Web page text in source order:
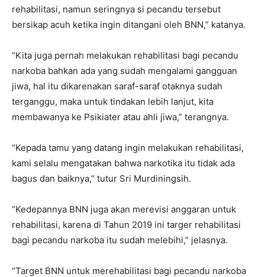
rehabilitasi, namun seringnya si pecandu tersebut
bersikap acuh ketika ingin ditangani oleh BNN,” katanya.
“Kita juga pernah melakukan rehabilitasi bagi pecandu
narkoba bahkan ada yang sudah mengalami gangguan
jiwa, hal itu dikarenakan saraf-saraf otaknya sudah
terganggu, maka untuk tindakan lebih lanjut, kita
membawanya ke Psikiater atau ahli jiwa,” terangnya.
“Kepada tamu yang datang ingin melakukan rehabilitasi,
kami selalu mengatakan bahwa narkotika itu tidak ada
bagus dan baiknya,” tutur Sri Murdiningsih.
“Kedepannya BNN juga akan merevisi anggaran untuk
rehabilitasi, karena di Tahun 2019 ini targer rehabilitasi
bagi pecandu narkoba itu sudah melebihi,” jelasnya.
“Target BNN untuk merehabilitasi bagi pecandu narkoba